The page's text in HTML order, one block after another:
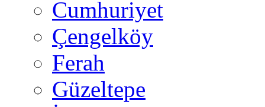
Cumhuriyet
Çengelköy
Ferah
Güzeltepe